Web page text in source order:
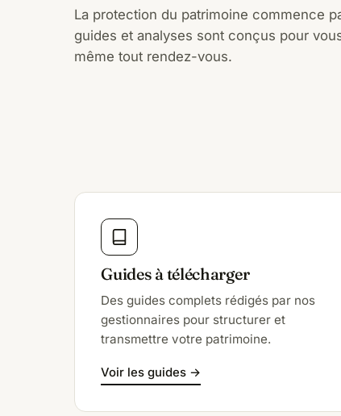
La protection du patrimoine commence
guides et analyses sont conçus pour
même tout rendez-vous.
Guides à télécharger
Des guides complets rédigés par nos
gestionnaires pour structurer et
transmettre votre patrimoine.
Voir les guides →